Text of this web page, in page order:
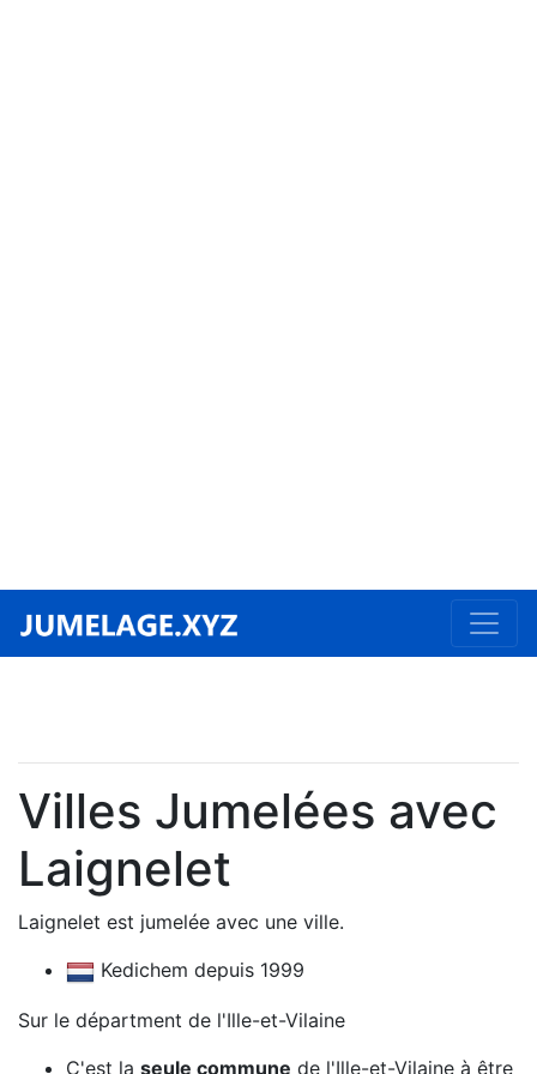
Villes Jumelées avec
Laignelet
Laignelet est jumelée avec une ville.
Kedichem depuis 1999
Sur le départment de l'Ille-et-Vilaine
C'est la seule commune de l'Ille-et-Vilaine à être